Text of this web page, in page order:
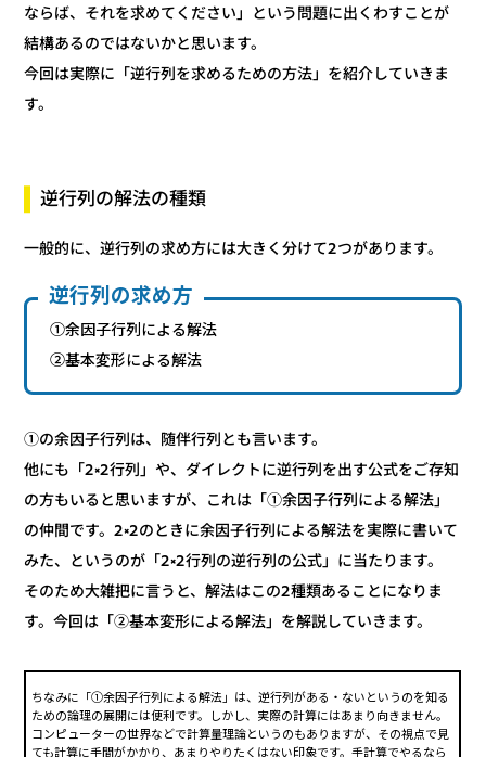
ならば、それを求めてください」という問題に出くわすことが
結構あるのではないかと思います。
今回は実際に「逆行列を求めるための方法」を紹介していきま
す。
逆行列の解法の種類
一般的に、逆行列の求め方には大きく分けて2つがあります。
逆行列の求め方
①余因子行列による解法
②基本変形による解法
①の余因子行列は、随伴行列とも言います。
他にも「2×2行列」や、ダイレクトに逆行列を出す公式をご存知
の方もいると思いますが、これは「①余因子行列による解法」
の仲間です。2×2のときに余因子行列による解法を実際に書いて
みた、というのが「2×2行列の逆行列の公式」に当たります。
そのため大雑把に言うと、解法はこの2種類あることになりま
す。今回は「②基本変形による解法」を解説していきます。
ちなみに「①余因子行列による解法」は、逆行列がある・ないというのを知る
ための論理の展開には便利です。しかし、実際の計算にはあまり向きません。
コンピューターの世界などで計算量理論というのもありますが、その視点で見
ても計算に手間がかかり、あまりやりたくはない印象です。手計算でやるなら